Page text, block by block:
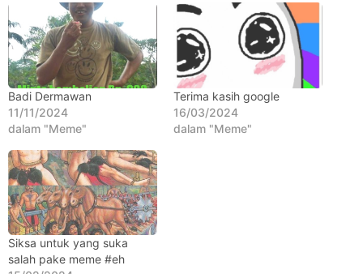
u
n
a
g
o
Badi Dermawan
11/11/2024
dalam "Meme"
Terima kasih google
16/03/2024
dalam "Meme"
Siksa untuk yang suka
salah pake meme #eh